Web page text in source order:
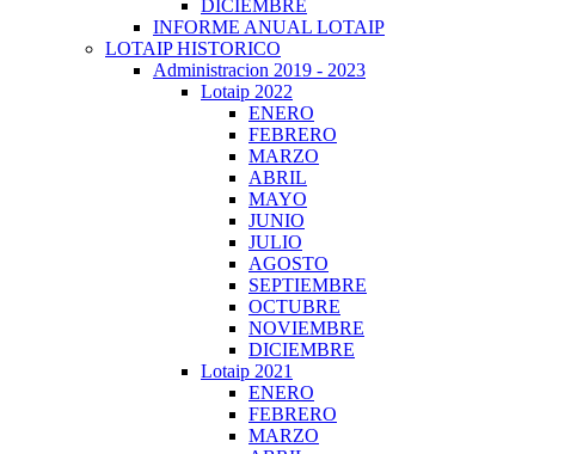
DICIEMBRE
INFORME ANUAL LOTAIP
LOTAIP HISTORICO
Administracion 2019 - 2023
Lotaip 2022
ENERO
FEBRERO
MARZO
ABRIL
MAYO
JUNIO
JULIO
AGOSTO
SEPTIEMBRE
OCTUBRE
NOVIEMBRE
DICIEMBRE
Lotaip 2021
ENERO
FEBRERO
MARZO